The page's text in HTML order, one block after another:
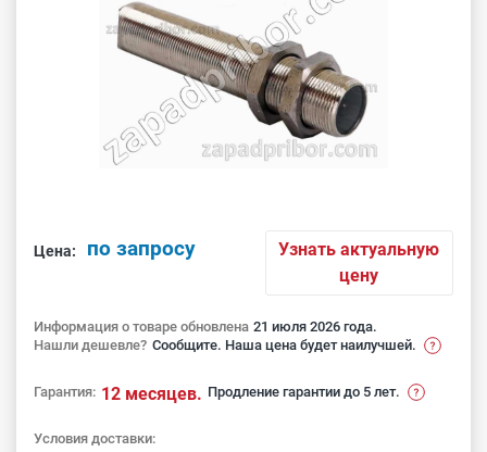
Цена: по запросу
Узнать актуальную
цену
Информация о товаре обновлена 21 июля 2026 года.
Нашли дешевле? Сообщите. Наша цена будет наилучшей.
Гарантия: 12 месяцев. Продление гарантии до 5 лет.
Условия доставки: